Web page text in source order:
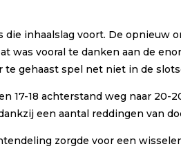
inhaalslag voort. De
was vooral te danken aan de
te gehaast spel net niet in de
17-18 achterstand weg naar 20-
een aantal reddingen van
zorgde voor een